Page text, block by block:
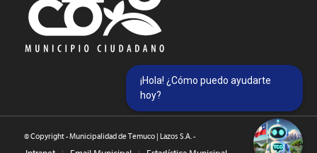
© Copyright - Municipalidad de Temuco | Lazos S.A. -
¡Hola! ¿Cómo puedo ayudarte
hoy?